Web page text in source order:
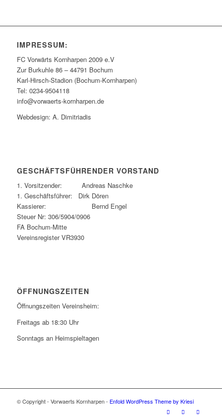
IMPRESSUM:
FC Vorwärts Kornharpen 2009 e.V
Zur Burkuhle 86 – 44791 Bochum
Karl-Hirsch-Stadion (Bochum-Kornharpen)
Tel: 0234-9504118
info@vorwaerts-kornharpen.de
Webdesign: A. Dimitriadis
GESCHÄFTSFÜHRENDER VORSTAND
1. Vorsitzender: Andreas Naschke
1. Geschäftsführer: Dirk Dören
Kassierer: Bernd Engel
Steuer Nr: 306/5904/0906
FA Bochum-Mitte
Vereinsregister VR3930
ÖFFNUNGSZEITEN
Öffnungszeiten Vereinsheim:
Freitags ab 18:30 Uhr
Sonntags an Heimspieltagen
© Copyright - Vorwaerts Kornharpen - Enfold WordPress Theme by Kriesi